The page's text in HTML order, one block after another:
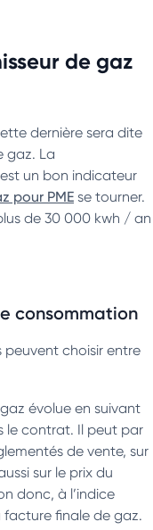
de gaz
dernière sera dite
gaz. La
un bon indicateur
pour PME se tourner.
de 30 000 kwh / an
consommation
peuvent choisir entre
évolue en suivant
le contrat. Il peut par
de vente, sur
sur le prix du
donc, à l’indice
finale de gaz.